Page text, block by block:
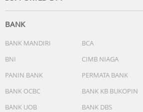
Warna : Gold
Paket termasuk :
Pastikan angka kombinasi anda
Produk ini sangat cocok untuk
kanvas yang anda bawa selama
BANK
BANK MANDIRI BCA
BNI
CIMB NIAGA
PANIN BANK
PERMATA BANK
BANK OCBC
BANK KB BUKOPIN
BANK UOB
BANK DBS